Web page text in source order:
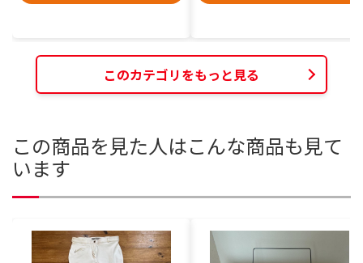
このカテゴリをもっと見る
この商品を見た人はこんな商品も見て
います